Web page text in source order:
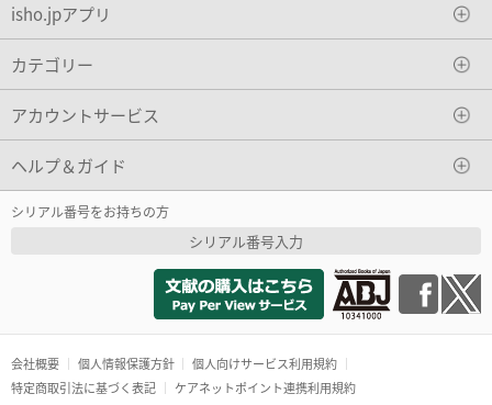
isho.jpアプリ
カテゴリー
アカウントサービス
ヘルプ＆ガイド
シリアル番号をお持ちの方
シリアル番号入力
会社概要 個人情報保護方針
個人向けサービス利用規約
特定商取引法に基づく表記
ケアネットポイント連携利用規約